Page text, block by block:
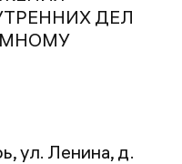
ДЕЛ
ул. Ленина, д.